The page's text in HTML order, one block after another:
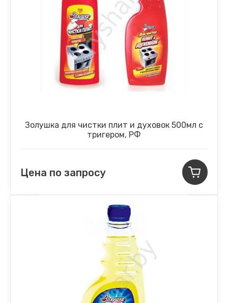
Золушка для чистки плит и духовок 500мл с
тригером, РФ
Цена по запросу